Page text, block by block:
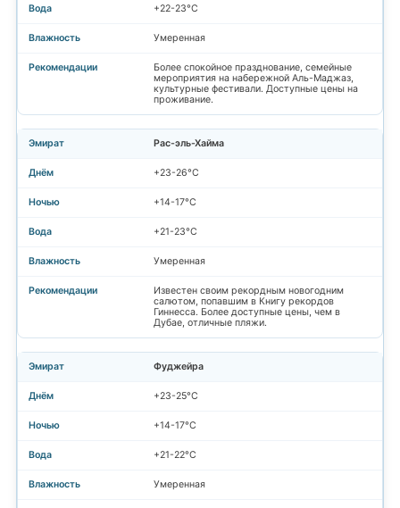
+22-23°C
Умеренная
Более спокойное празднование, семейные
мероприятия на набережной Аль-Маджаз,
культурные фестивали. Доступные цены на
проживание.
Рас-эль-Хайма
+23-26°C
+14-17°C
+21-23°C
Умеренная
Известен своим рекордным новогодним
салютом, попавшим в Книгу рекордов
Гиннесса. Более доступные цены, чем в
Дубае, отличные пляжи.
Фуджейра
+23-25°C
+14-17°C
+21-22°C
Умеренная